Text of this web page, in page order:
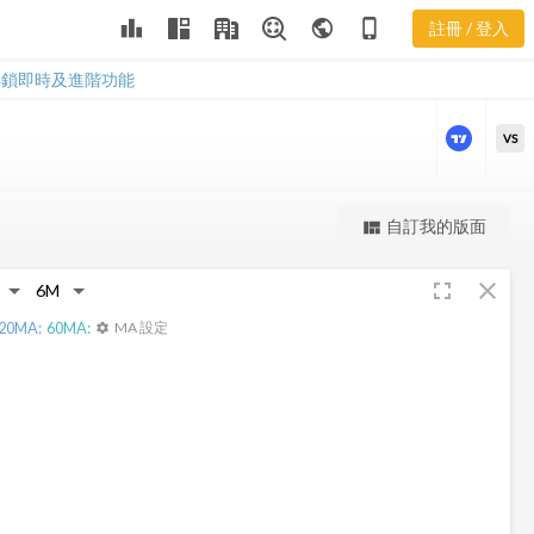
leaderboard public phone_iphone 註冊 / 登入
即時及進階功能
勢
更強大的進階價量圖表
VS
view_quilt 自訂我的版面
fullscreen close
20MA: 60MA: settings MA 設定